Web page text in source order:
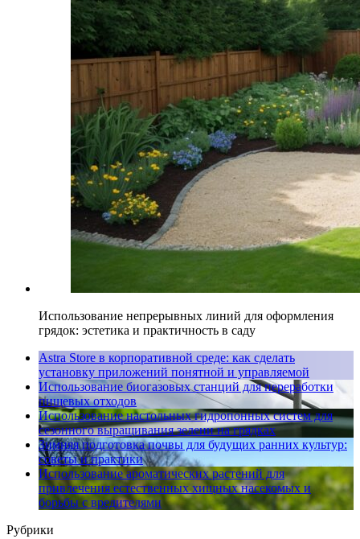
Использование непрерывных линий для оформления
грядок: эстетика и практичность в саду
Astra Store в корпоративной среде: как сделать
установку приложений понятной и управляемой
Использование биогазовых станций для переработки
пищевых отходов
Использование настольных гидропонных систем для
сезонного выращивания зелени на грядках
Зимняя подготовка почвы для будущих ранних культур:
советы и практики
Использование ароматических растений для
привлечения естественных хищных насекомых и
борьбы с вредителями
Рубрики